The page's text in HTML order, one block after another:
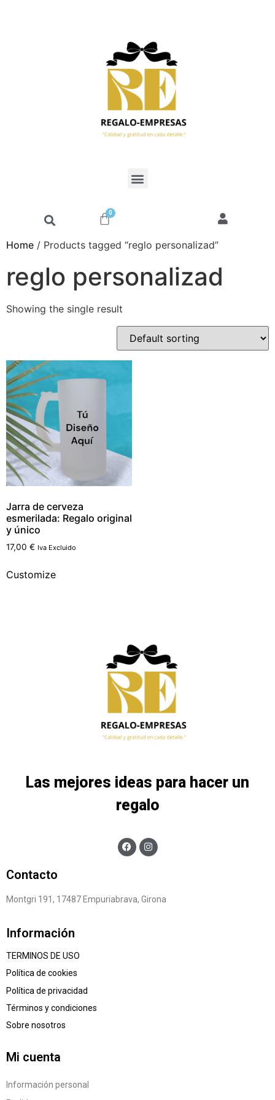
0
Home / Products tagged “reglo personalizad”
reglo personalizad
Showing the single result
Jarra de cerveza
esmerilada: Regalo original
y único
17,00 € Iva Excluido
Customize
Las mejores ideas para hacer un
regalo
Contacto
Montgri 191, 17487 Empuriabrava, Girona
Información
TERMINOS DE USO
Política de cookies
Política de privacidad
Términos y condiciones
Sobre nosotros
Mi cuenta
Información personal